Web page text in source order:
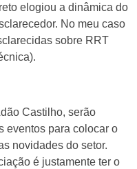
elogiou a dinâmica do
No meu caso
sobre RRT
Castilho, serão
eventos para colocar o
novidades do setor.
é justamente ter o